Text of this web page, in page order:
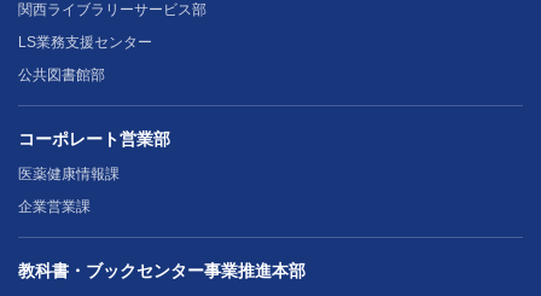
関西ライブラリーサービス部
LS業務支援センター
公共図書館部
コーポレート営業部
医薬健康情報課
企業営業課
教科書・ブックセンター事業推進本部